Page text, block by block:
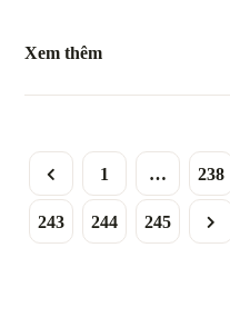
Xem thêm
1 … 238
243 244 245